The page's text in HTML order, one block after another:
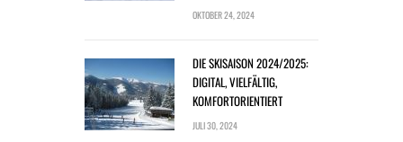
OKTOBER 24, 2024
DIE SKISAISON 2024/2025:
DIGITAL, VIELFÄLTIG,
KOMFORTORIENTIERT
JULI 30, 2024